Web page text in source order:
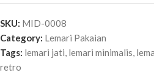
SKU: MID-0008
Category: Lemari Pakaian
Tags: lemari jati, lemari minimalis,
retro